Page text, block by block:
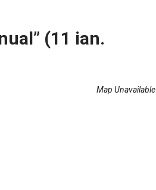
(11 ian.
Map Unavailable